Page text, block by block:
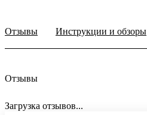
Отзывы Инструкции и обзоры
Отзывы
Загрузка отзывов...